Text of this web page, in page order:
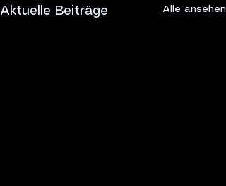
Aktuelle Beiträge Alle ansehen